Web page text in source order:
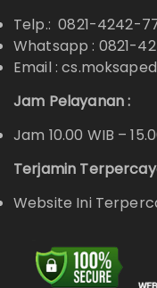
Telp.: 0821-4242-
Whatsapp : 0821-
Email :
Jam Pelayanan :
Jam 10.00 WIB –
Terjamin
Website Ini